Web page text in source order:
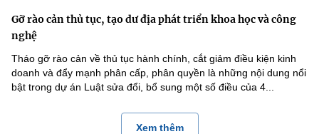
Gỡ rào cản thủ tục, tạo dư địa phát triển khoa học và công
nghệ
Tháo gỡ rào cản về thủ tục hành chính, cắt giảm điều kiện kinh
doanh và đẩy mạnh phân cấp, phân quyền là những nội dung nổi
bật trong dự án Luật sửa đổi, bổ sung một số điều của 4...
Xem thêm